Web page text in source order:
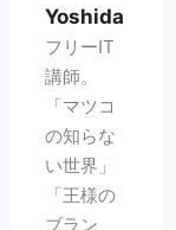
Yoshida
フリーIT
講師。
「マツコ
の知らな
い世界」
「王様の
ブラン